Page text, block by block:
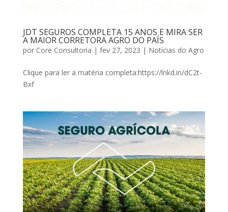
JDT SEGUROS COMPLETA 15 ANOS E MIRA SER
A MAIOR CORRETORA AGRO DO PAÍS
por Core Consultoria | fev 27, 2023 | Notícias do Agro
Clique para ler a matéria completa:https://lnkd.in/dC2t-
Bxf